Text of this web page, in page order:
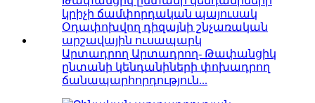
Արտադրող Արտադրող- Թափանցիկ
ընտանի կենդանիների փոխադրող
ճանապարհորդություն...